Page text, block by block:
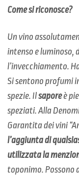
Come si riconosce?
Un vino
intenso e luminoso,
l’invecchiamento.
Si sentono profumi
spezie. Ilsaporeè
speziati. Alla
Garantita dei vini
l’aggiunta di
utilizzata la
toponimo. Possono